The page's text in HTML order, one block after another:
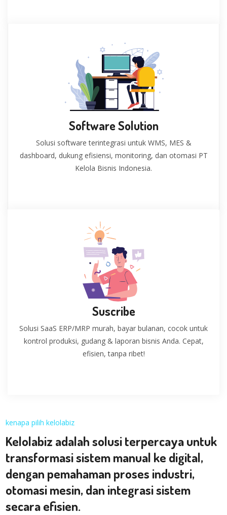
Software Solution
Solusi software terintegrasi untuk WMS, MES &
dashboard, dukung efisiensi, monitoring, dan otomasi PT
Kelola Bisnis Indonesia.
Suscribe
Solusi SaaS ERP/MRP murah, bayar bulanan, cocok untuk
kontrol produksi, gudang & laporan bisnis Anda. Cepat,
efisien, tanpa ribet!
kenapa pilih kelolabiz
Kelolabiz adalah solusi terpercaya untuk
transformasi sistem manual ke digital,
dengan pemahaman proses industri,
otomasi mesin, dan integrasi sistem
secara efisien.